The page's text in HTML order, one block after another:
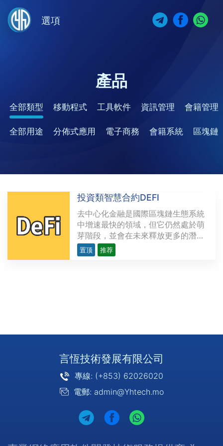
選項
產品
全部類型 移動程式 工具軟件 資訊管理 會籍管理
全部用途 分佈式應用 電子商務 會籍系統 區塊鏈
投資類智慧合約DEFI
去中心化金融是國際區塊鏈生態系統
中增速最快的領域，但它仍然處於萌
芽階段，並會在未來釋放更多的潛
力。越來越多的開發者研發複雜精密
的去中心化應用程序（dApps），為
置顶 推荐
言恆技術發展有限公司
專線: (+853) 62026020
電郵: admin@Yhtech.mo